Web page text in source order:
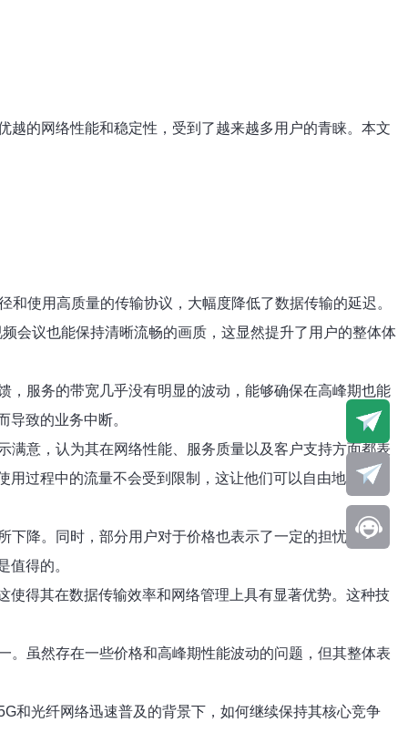
越的网络性能和稳定性，受到了越来越多用户的青睐。本文
使用高质量的传输协议，大幅度降低了数据传输的延迟。
会议也能保持清晰流畅的画质，这显然提升了用户的整体体
，服务的带宽几乎没有明显的波动，能够确保在高峰期也能
致的业务中断。
满意，认为其在网络性能、服务质量以及客户支持方面都表
过程中的流量不会受到限制，这让他们可以自由地进行各
降。同时，部分用户对于价格也表示了一定的担忧，认为
值得的。
得其在数据传输效率和网络管理上具有显著优势。这种技
虽然存在一些价格和高峰期性能波动的问题，但其整体表
和光纤网络迅速普及的背景下，如何继续保持其核心竞争